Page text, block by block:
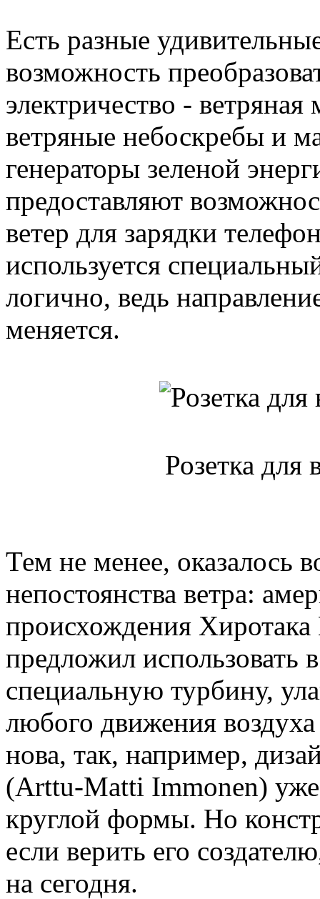
Есть разные
возможность
электричество -
ветряные небоскребы и
генераторы зеленой
предоставляют
ветер для зарядки
используется
логично, ведь
меняется.
Розетка для
Тем не менее, оказалось
непостоянства ветра:
происхождения
предложил использовать
специальную турбину,
любого движения
нова, так, например,
(Arttu-Matti Immonen)
круглой формы. Но
если верить его
на сегодня.